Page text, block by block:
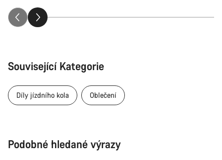
Související Kategorie
Díly jízdního kola Oblečení
Podobné hledané výrazy